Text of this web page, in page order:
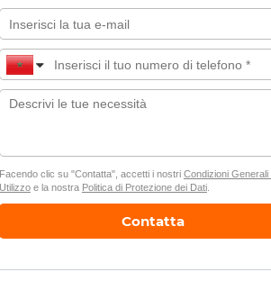
Facendo clic su "Contatta", accetti i nostri Condizioni Generali
Utilizzoe la nostra Politica di Protezione dei Dati.
Contatta